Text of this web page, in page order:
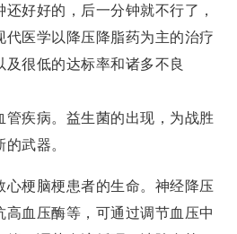
好好的，后一分钟就不行了，
医学以降压降脂药为主的治疗
很低的达标率和诸多不良
管疾病。益生菌的出现，为战胜
武器。
梗脑梗患者的生命。神经降压
血压酶等，可通过调节血压中